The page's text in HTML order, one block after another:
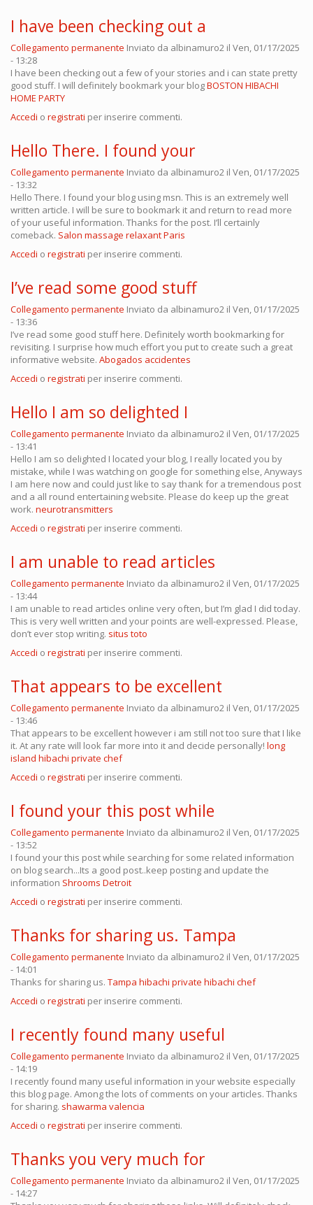
I have been checking out a
Collegamento permanente Inviato da albinamuro2 il Ven, 01/17/2025
- 13:28
I have been checking out a few of your stories and i can state pretty
good stuff. I will definitely bookmark your blogBOSTON HIBACHI
HOME PARTY
Accedi o registrati per inserire commenti.
Hello There. I found your
Collegamento permanente Inviato da albinamuro2 il Ven, 01/17/2025
- 13:32
Hello There. I found your blog using msn. This is an extremely well
written article. I will be sure to bookmark it and return to read more
of your useful information. Thanks for the post. I’ll certainly
comeback. Salon massage relaxant Paris
Accedi o registrati per inserire commenti.
I’ve read some good stuff
Collegamento permanente Inviato da albinamuro2 il Ven, 01/17/2025
- 13:36
I’ve read some good stuff here. Definitely worth bookmarking for
revisiting. I surprise how much effort you put to create such a great
informative website. Abogados accidentes
Accedi o registrati per inserire commenti.
Hello I am so delighted I
Collegamento permanente Inviato da albinamuro2 il Ven, 01/17/2025
- 13:41
Hello I am so delighted I located your blog, I really located you by
mistake, while I was watching on google for something else, Anyways
I am here now and could just like to say thank for a tremendous post
and a all round entertaining website. Please do keep up the great
work. neurotransmitters
Accedi o registrati per inserire commenti.
I am unable to read articles
Collegamento permanente Inviato da albinamuro2 il Ven, 01/17/2025
- 13:44
I am unable to read articles online very often, but I’m glad I did today.
This is very well written and your points are well-expressed. Please,
don’t ever stop writing. situs toto
Accedi o registrati per inserire commenti.
That appears to be excellent
Collegamento permanente Inviato da albinamuro2 il Ven, 01/17/2025
- 13:46
That appears to be excellent however i am still not too sure that I like
it. At any rate will look far more into it and decide personally! long
island hibachi private chef
Accedi o registrati per inserire commenti.
I found your this post while
Collegamento permanente Inviato da albinamuro2 il Ven, 01/17/2025
- 13:52
I found your this post while searching for some related information
on blog search...Its a good post..keep posting and update the
information Shrooms Detroit
Accedi o registrati per inserire commenti.
Thanks for sharing us. Tampa
Collegamento permanente Inviato da albinamuro2 il Ven, 01/17/2025
- 14:01
Thanks for sharing us. Tampa hibachi private hibachi chef
Accedi o registrati per inserire commenti.
I recently found many useful
Collegamento permanente Inviato da albinamuro2 il Ven, 01/17/2025
- 14:19
I recently found many useful information in your website especially
this blog page. Among the lots of comments on your articles. Thanks
for sharing. shawarma valencia
Accedi o registrati per inserire commenti.
Thanks you very much for
Collegamento permanente Inviato da albinamuro2 il Ven, 01/17/2025
- 14:27